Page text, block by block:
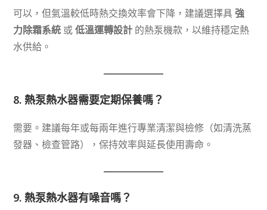
可以，但氣溫較低時熱交換效率會下降，建議選擇具強
力除霜系統 或低溫運轉設計 的熱泵機款，以維持穩定熱
水供給。
8.熱泵熱水器需要定期保養嗎？
需要。建議每年或每兩年進行專業清潔與檢修（如清洗蒸
發器、檢查管路），保持效率與延長使用壽命。
9.熱泵熱水器有噪音嗎？